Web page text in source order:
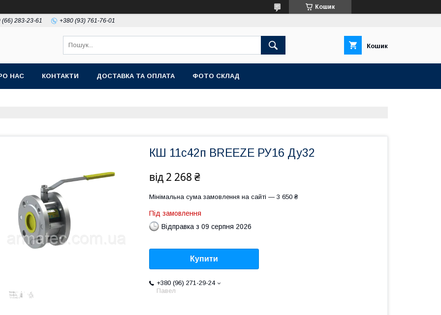
Кошик
(66) 283-23-61 +380 (93) 761-76-01
Кошик
НАС КОНТАКТИ ДОСТАВКА ТА ОПЛАТА ФОТО СКЛАД
КШ 11с42п BREEZE РУ16 Ду32
від 2 268 ₴
Мінімальна сума замовлення на сайті — 3 650 ₴
Під замовлення
Відправка з 09 серпня 2026
Купити
+380 (96) 271-29-24
Павел